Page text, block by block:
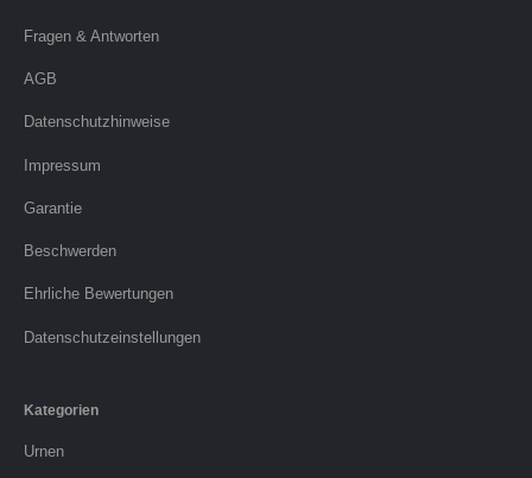
Fragen & Antworten
AGB
Datenschutzhinweise
Impressum
Garantie
Beschwerden
Ehrliche Bewertungen
Datenschutzeinstellungen
Kategorien
Urnen